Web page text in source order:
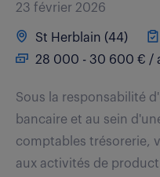
23 février 2026
St Herblain (44)
28 000 - 30 600 € /
Sous la responsabilité
bancaire et au sein
comptables trésorerie,
aux activités de